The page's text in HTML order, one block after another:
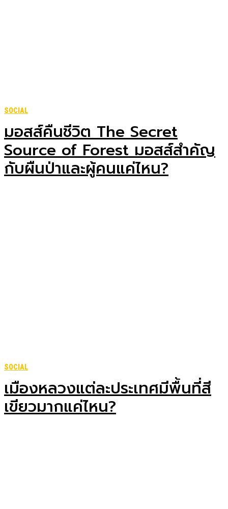
SOCIAL
มอสส์คืนชีวิต The Secret
Source of Forest มอสส์สำคัญ
กับผืนป่าและผู้คนแค่ไหน?
SOCIAL
เมืองหลวงแต่ละประเทศมีพื้นที่สี
เขียวมากแค่ไหน?